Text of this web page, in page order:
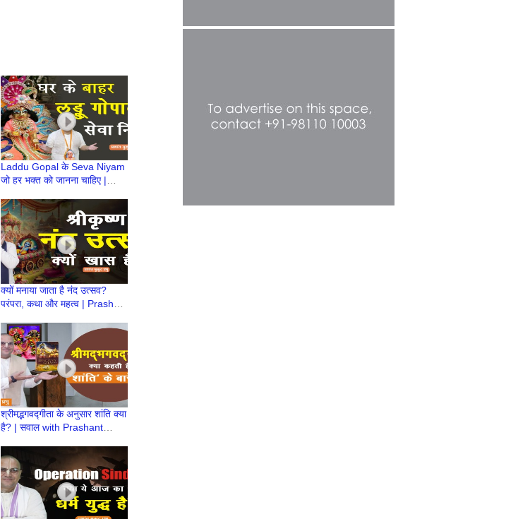
Laddu Gopal के Seva Niyam
जो हर भक्त को जानना चाहिए |
क्यों मनाया जाता है नंद उत्सव?
परंपरा, कथा और महत्व | Prashant
श्रीमद्भगवद्गीता के अनुसार शांति क्या
है? | सवाल with Prashant